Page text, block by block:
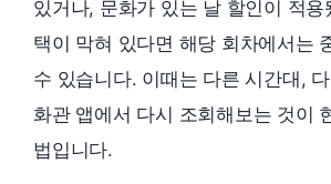
있거나, 문화가 있는 날 할인이 적용
택이 막혀 있다면 해당 회차에서는
수 있습니다. 이때는 다른 시간대,
화관 앱에서 다시 조회해보는 것이
법입니다.